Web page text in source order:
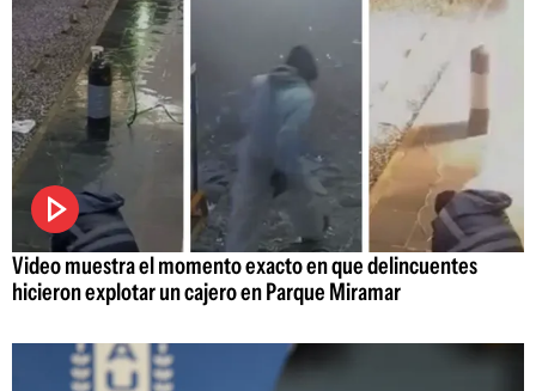
Video muestra el momento exacto en que delincuentes
hicieron explotar un cajero en Parque Miramar